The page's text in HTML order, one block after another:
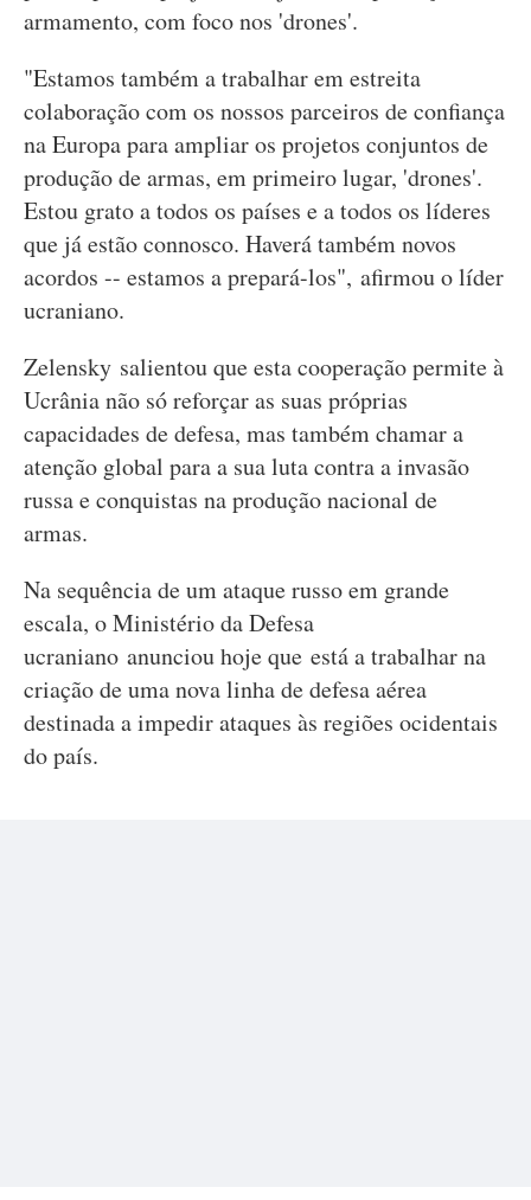
armamento, com foco nos 'drones'.
"Estamos também a trabalhar em estreita
colaboração com os nossos parceiros de confiança
na Europa para ampliar os projetos conjuntos de
produção de armas, em primeiro lugar, 'drones'.
Estou grato a todos os países e a todos os líderes
que já estão connosco. Haverá também novos
acordos -- estamos a prepará-los", afirmou o líder
ucraniano.
Zelensky salientou que esta cooperação permite à
Ucrânia não só reforçar as suas próprias
capacidades de defesa, mas também chamar a
atenção global para a sua luta contra a invasão
russa e conquistas na produção nacional de
armas.
Na sequência de um ataque russo em grande
escala, o Ministério da Defesa
ucraniano anunciou hoje que está a trabalhar na
criação de uma nova linha de defesa aérea
destinada a impedir ataques às regiões ocidentais
do país.